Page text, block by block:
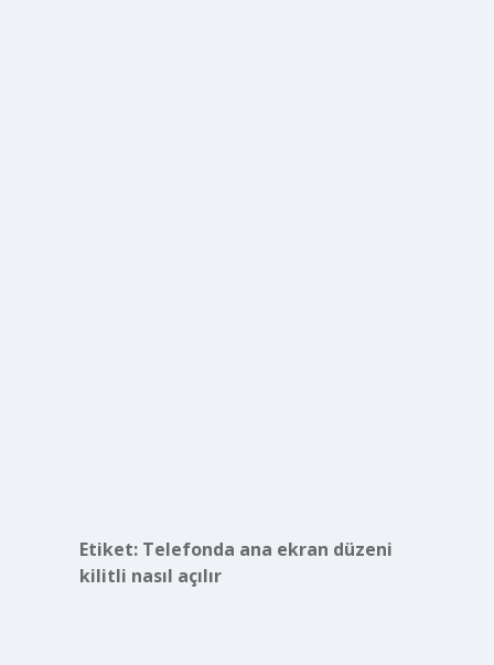
Etiket: Telefonda ana ekran düzeni
kilitli nasıl açılır